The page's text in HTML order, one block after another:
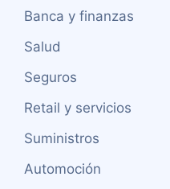
Banca y finanzas
Salud
Seguros
Retail y servicios
Suministros
Automoción